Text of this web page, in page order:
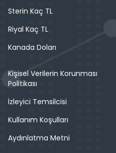
Sterin Kaç TL
Riyal Kaç TL
Kanada Doları
Kişisel Verilerin Korunması
Politikası
İzleyici Temsilcisi
Kullanım Koşulları
Aydınlatma Metni